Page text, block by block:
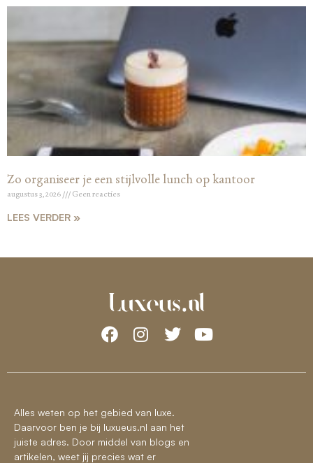
Zo organiseer je een stijlvolle lunch op kantoor
augustus 3, 2026 Geen reacties
LEES VERDER »
Alles weten op het gebied van luxe.
Daarvoor ben je bij luxueus.nl aan het
juiste adres. Door middel van blogs en
artikelen, weet jij precies wat er